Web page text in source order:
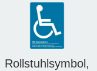
Rollstuhlsymbol,